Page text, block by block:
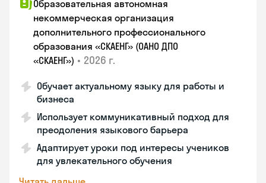
Образовательная автономная
некоммерческая организация
дополнительного профессионального
образования «СКАЕНГ» (ОАНО ДПО
«СКАЕНГ») • 2026 г.
Обучает актуальному языку для работы и
бизнеса
Использует коммуникативный подход для
преодоления языкового барьера
Адаптирует уроки под интересы учеников
для увлекательного обучения